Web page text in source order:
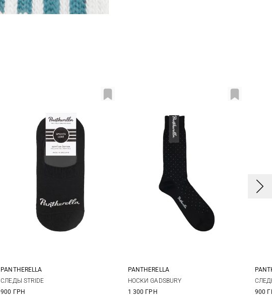
S M
PANTHERELLA
СЛЕДЫ STRIDE
900 ГРН
M
PANTHERELLA
НОСКИ GADSBURY
1 300 ГРН
S
900